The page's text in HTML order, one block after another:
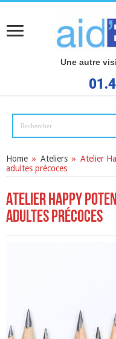
Une autre
Home » Ateliers » Atelier
adultes précoces
Atelier Happy
adultes précoces